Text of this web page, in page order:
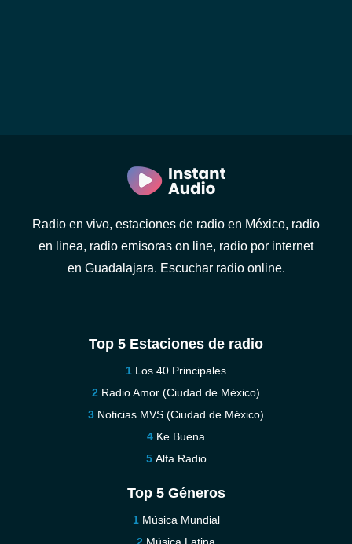
Radio en vivo, estaciones de radio en México, radio
en linea, radio emisoras on line, radio por internet
en Guadalajara. Escuchar radio online.
Top 5 Estaciones de radio
Los 40 Principales
Radio Amor (Ciudad de México)
Noticias MVS (Ciudad de México)
Ke Buena
Alfa Radio
Top 5 Géneros
Música Mundial